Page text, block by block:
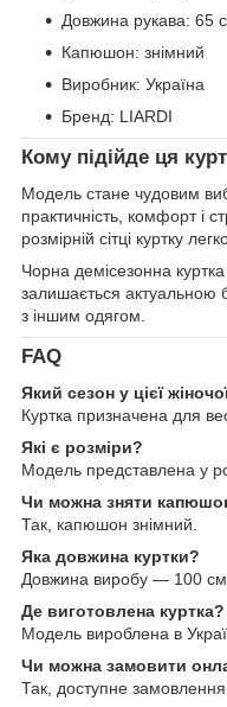
Довжина рукава: 65
Капюшон: знімний
Виробник: Україна
Бренд: LIARDI
Кому підійде ця
Модель стане чудовим
практичність, комфорт і
розмірній сітці куртку
Чорна демісезонна
залишається актуальною
з іншим одягом.
FAQ
Який сезон у цієї
Куртка призначена для
Які є розміри?
Модель представлена у
Чи можна зняти
Так, капюшон знімний.
Яка довжина куртки?
Довжина виробу — 100 см.
Де виготовлена куртка?
Модель вироблена в
Чи можна замовити
Так, доступне замовлення